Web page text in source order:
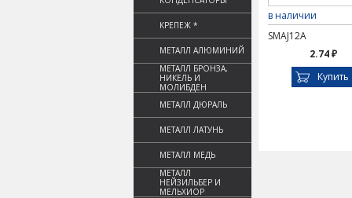
КРЕПЕЖ *
МЕТАЛЛ АЛЮМИНИЙ
МЕТАЛЛ БРОНЗА,
НИКЕЛЬ И
МОЛИБДЕН
МЕТАЛЛ ДЮРАЛЬ
МЕТАЛЛ ЛАТУНЬ
МЕТАЛЛ МЕДЬ
МЕТАЛЛ
НЕЙЗИЛЬБЕР И
МЕЛЬХИОР
в наличии
SMAJ12A
2.74 ₽
Купить